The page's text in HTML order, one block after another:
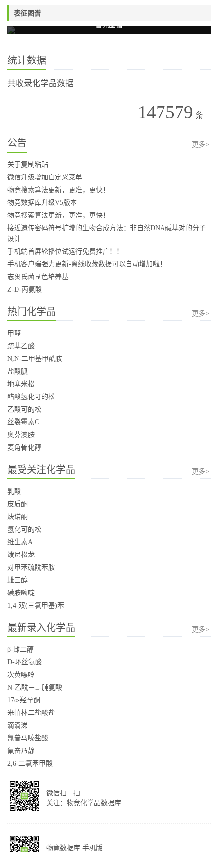
表征图谱
暂无图谱
统计数据
共收录化学品数据
147579 条
公告 更多>
关于复制粘贴
微信升级增加自定义菜单
物竞搜索算法更新，更准，更快！
物竞数据库升级V5版本
物竞搜索算法更新，更准，更快！
接近遗传密码符号扩增的生物合成方法：非自然DNA碱基对的分子
设计
手机端首屏轮播位试运行免费推广！！
手机客户端强力更新-离线收藏数据可以自动增加啦！
志贺氏菌显色培养基
Z-D-丙氨酸
热门化学品 更多>
甲醛
巯基乙酸
N,N-二甲基甲酰胺
盐酸胍
地塞米松
醋酸氢化可的松
乙酸可的松
丝裂霉素C
奥芬澳胺
麦角骨化醇
最受关注化学品 更多>
乳酸
皮质酮
炔诺酮
氢化可的松
维生素A
泼尼松龙
对甲苯硫酰苯胺
雌三醇
磺胺嘧啶
1,4-双(三氯甲基)苯
最新录入化学品 更多>
β-雌二醇
D-环丝氨酸
次黄嘌呤
N-乙酰－L-脯氨酸
17α-羟孕酮
米帕林二盐酸盐
滴滴涕
氯普马嗪盐酸
氟奋乃静
2,6-二氯苯甲酸
微信扫一扫
关注：物竞化学品数据库
物竟数据库 手机版